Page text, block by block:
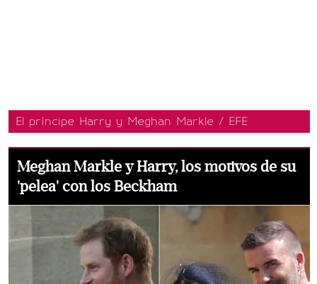
El príncipe Harry y Meghan Markle / EFE
Meghan Markle y Harry, los motivos de su
'pelea' con los Beckham